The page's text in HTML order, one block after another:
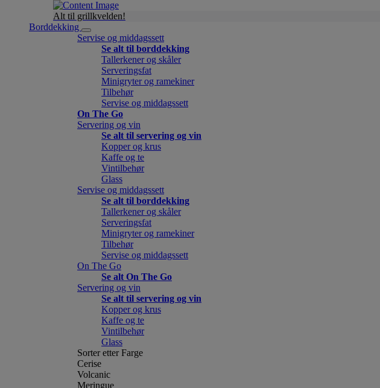
Alt til grillkvelden!
Borddekking
Servise og middagssett
Se alt til borddekking
Tallerkener og skåler
Serveringsfat
Minigryter og ramekiner
Tilbehør
Servise og middagssett
On The Go
Servering og vin
Se alt til servering og vin
Kopper og krus
Kaffe og te
Vintilbehør
Glass
Servise og middagssett
Se alt til borddekking
Tallerkener og skåler
Serveringsfat
Minigryter og ramekiner
Tilbehør
Servise og middagssett
On The Go
Se alt On The Go
Servering og vin
Se alt til servering og vin
Kopper og krus
Kaffe og te
Vintilbehør
Glass
Sorter etter Farge
Cerise
Volcanic
Meringue